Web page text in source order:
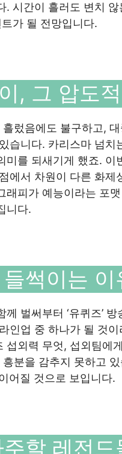
시간이 흘러도 변치
가 될 전망입니다.
, 그 압도
렀음에도 불구하고,
습니다. 카리스마 넘치
를 되새기게 했죠.
에서 차원이 다른 화제
피가 예능이라는 포
니다.
썩이는 이
벌써부터 ‘유퀴즈’
인업 중 하나가 될 것
외력 무엇, 섭외팀에
분을 감추지 못하고
어질 것으로 보입니다.
할 레전드